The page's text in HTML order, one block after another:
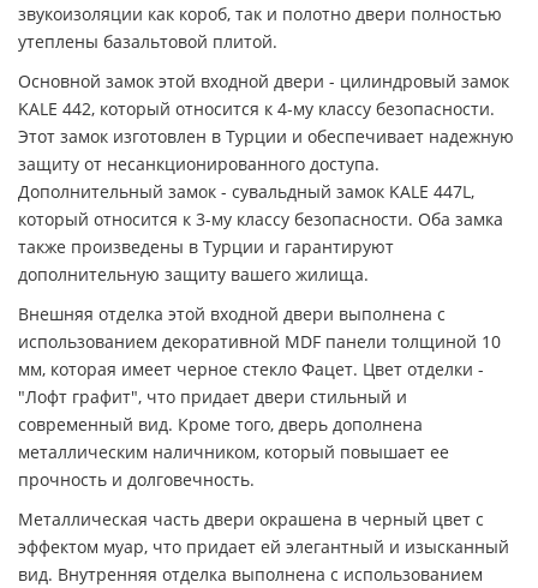
звукоизоляции как короб, так и полотно двери полностью
утеплены базальтовой плитой.
Основной замок этой входной двери - цилиндровый замок
KALE 442, который относится к 4-му классу безопасности.
Этот замок изготовлен в Турции и обеспечивает надежную
защиту от несанкционированного доступа.
Дополнительный замок - сувальдный замок KALE 447L,
который относится к 3-му классу безопасности. Оба замка
также произведены в Турции и гарантируют
дополнительную защиту вашего жилища.
Внешняя отделка этой входной двери выполнена с
использованием декоративной MDF панели толщиной 10
мм, которая имеет черное стекло Фацет. Цвет отделки -
"Лофт графит", что придает двери стильный и
современный вид. Кроме того, дверь дополнена
металлическим наличником, который повышает ее
прочность и долговечность.
Металлическая часть двери окрашена в черный цвет с
эффектом муар, что придает ей элегантный и изысканный
вид. Внутренняя отделка выполнена с использованием